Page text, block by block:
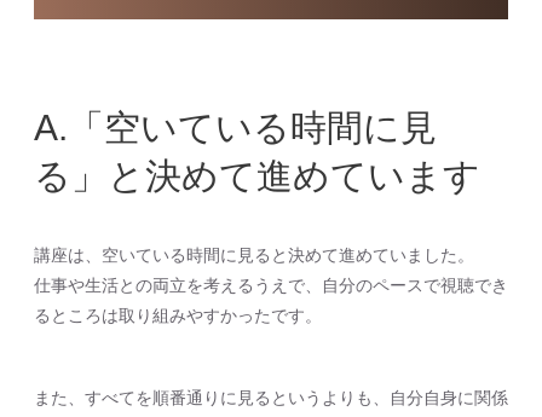
A.「空いている時間に見
る」と決めて進めています
講座は、空いている時間に見ると決めて進めていました。
仕事や生活との両立を考えるうえで、自分のペースで視聴でき
るところは取り組みやすかったです。
また、すべてを順番通りに見るというよりも、自分自身に関係